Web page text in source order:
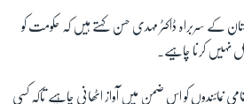
کے سربراہ ڈاکٹر مہدی حسن کہتے ہیں کہ حکومت کو
نہیں کرنا چاہیے۔
نمائندوں کو اس ضمن میں آواز اٹھانی چاہیے تاکہ کسی